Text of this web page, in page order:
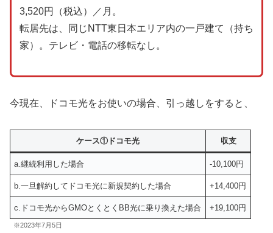
3,520円（税込）／月。
転居先は、同じNTT東日本エリア内の一戸建て（持ち
家）。テレビ・電話の移転なし。
今現在、ドコモ光をお使いの場合、引っ越しをすると、
ケース①ドコモ光 収支
a.継続利用した場合 -10,100円
b.一旦解約してドコモ光に新規契約した場合 +14,400円
c.ドコモ光からGMOとくとくBB光に乗り換えた場合 +19,100円
※2023年7月5日